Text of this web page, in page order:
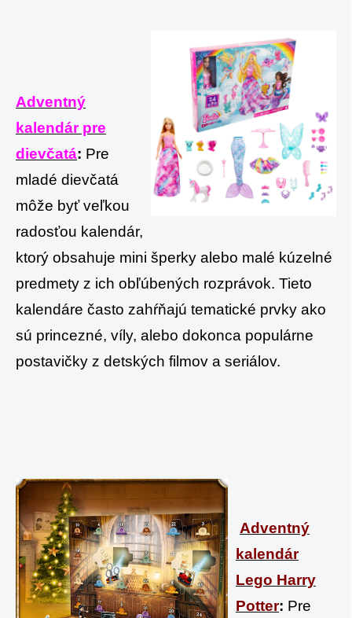
Adventný
kalendár pre
dievčatá: Pre
mladé dievčatá
môže byť veľkou
radosťou kalendár,
ktorý obsahuje mini šperky alebo malé kúzelné
predmety z ich obľúbených rozprávok. Tieto
kalendáre často zahŕňajú tematické prvky ako
sú princezné, víly, alebo dokonca populárne
postavičky z detských filmov a seriálov.
Adventný
kalendár
Lego Harry
Potter: Pre